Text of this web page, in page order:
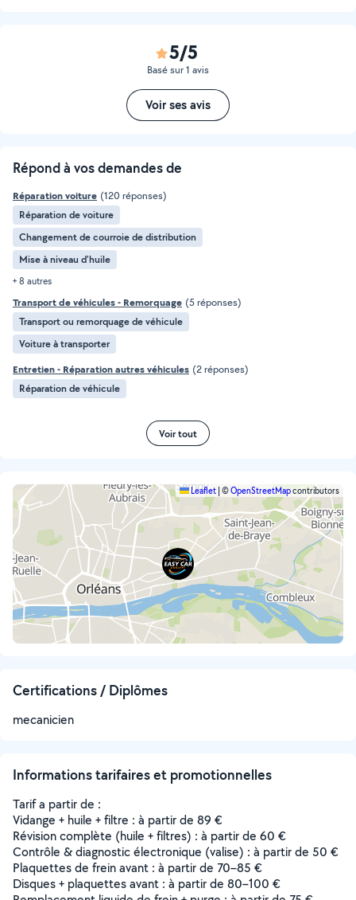
5/5
Basé sur 1 avis
Voir ses avis
Répond à vos demandes de
Réparation voiture (120 réponses)
Réparation de voiture
Changement de courroie de distribution
Mise à niveau d'huile
+ 8 autres
Transport de véhicules - Remorquage (5 réponses)
Transport ou remorquage de véhicule
Voiture à transporter
Entretien - Réparation autres véhicules (2 réponses)
Réparation de véhicule
Voir tout
Leaflet ©OpenStreetMapcontributors
Certifications / Diplômes
mecanicien
Informations tarifaires et promotionnelles
Tarif a partir de :
Vidange + huile + filtre : à partir de 89 €
Révision complète (huile + filtres) : à partir de 60 €
Contrôle & diagnostic électronique (valise) : à partir de 50 €
Plaquettes de frein avant : à partir de 70–85 €
Disques + plaquettes avant : à partir de 80–100 €